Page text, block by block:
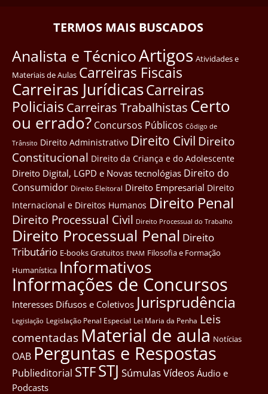
TERMOS MAIS BUSCADOS
Analista e TécnicoArtigos Atividades e
Materiais de Aulas Carreiras Fiscais
Carreiras JurídicasCarreiras
Policiais Carreiras Trabalhistas Certo
ou errado? Concursos Públicos Côdigo de
Trânsito Direito Administrativo Direito Civil Direito
Constitucional Direito da Criança e do Adolescente
Direito Digital, LGPD e Novas tecnológias Direito do
Consumidor Direito Eleitoral Direito Empresarial Direito
Internacional e Direitos Humanos Direito Penal
Direito Processual Civil Direito Processual do Trabalho
Direito Processual Penal Direito
Tributário E-books Gratuitos ENAM Filosofia e Formação
Humanística Informativos
Informações de Concursos
Interesses Difusos e Coletivos Jurisprudência
Legislação Legislação Penal Especial Lei Maria da Penha Leis
comentadas Material de aula Notícias
OAB Perguntas e Respostas
Publieditorial STFSTJ SúmulasVídeos Áudio e
Podcasts